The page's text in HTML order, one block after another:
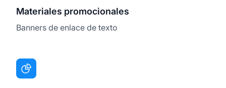
Materiales promocionales
Banners de enlace de texto